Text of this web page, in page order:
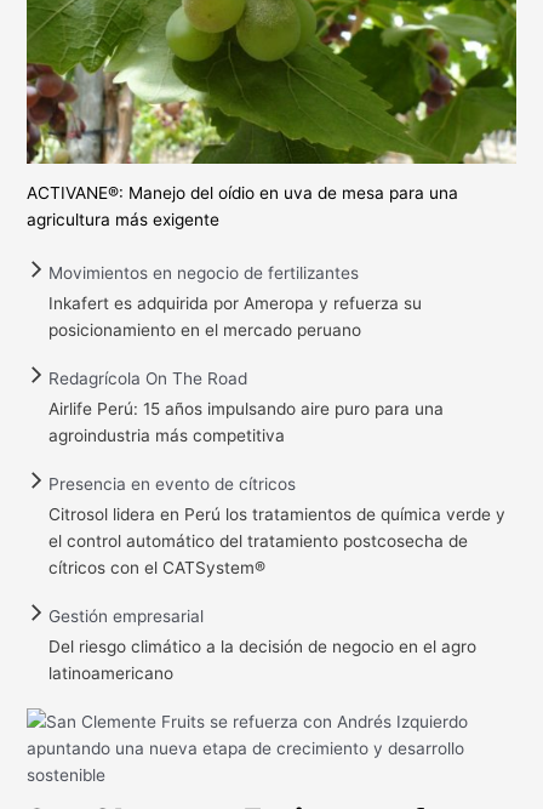
ACTIVANE®: Manejo del oídio en uva de mesa para una
agricultura más exigente
Movimientos en negocio de fertilizantes
Inkafert es adquirida por Ameropa y refuerza su
posicionamiento en el mercado peruano
Redagrícola On The Road
Airlife Perú: 15 años impulsando aire puro para una
agroindustria más competitiva
Presencia en evento de cítricos
Citrosol lidera en Perú los tratamientos de química verde y
el control automático del tratamiento postcosecha de
cítricos con el CATSystem®
Gestión empresarial
Del riesgo climático a la decisión de negocio en el agro
latinoamericano